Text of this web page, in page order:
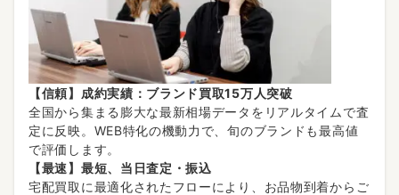
【信頼】成約実績：ブランド買取15万人突破
全国から集まる膨大な最新相場データをリアルタイムで査
定に反映。WEB特化の機動力で、旬のブランドも最高値
で評価します。
【最速】最短、当日査定・振込
宅配買取に最適化されたフローにより、お品物到着からご